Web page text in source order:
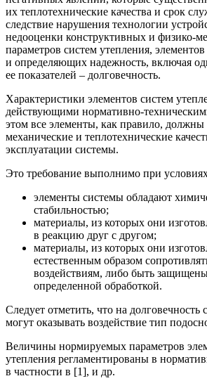
их теплотехнические качества и срок
следствие нарушения технологии
недооценки конструктивных и физико-
параметров систем утепления,
и определяющих надежность, включая
ее показателей – долговечность.
Характеристики элементов систем
действующими нормативно-
этом все элементы, как правило, должны
механические и теплотехнические
эксплуатации системы.
Это требование выполнимо при
элементы системы обладают
стабильностью;
материалы, из которых они
в реакцию друг с другом;
материалы, из которых они
естественным образом
воздействиям, либо быть
определенной обработкой.
Следует отметить, что на долговечность
могут оказывать воздействие тип
Величины нормируемых параметров
утепления регламентированы в
в частности в [1], и др.